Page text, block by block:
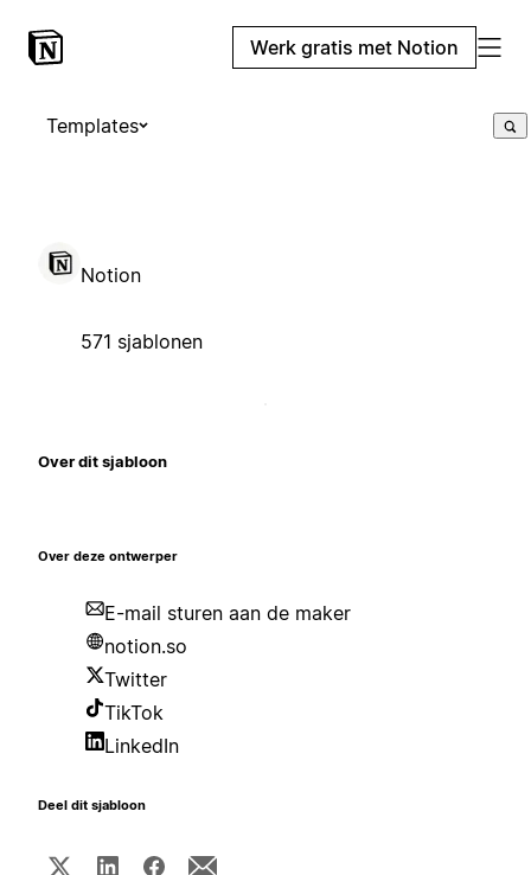
Werk gratis met Notion
Templates
Notion
571 sjablonen
Over dit sjabloon
Over deze ontwerper
E-mail sturen aan de maker
notion.so
Twitter
TikTok
LinkedIn
Deel dit sjabloon